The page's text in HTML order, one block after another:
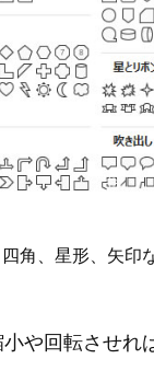
角、星形、矢印
や回転させれ